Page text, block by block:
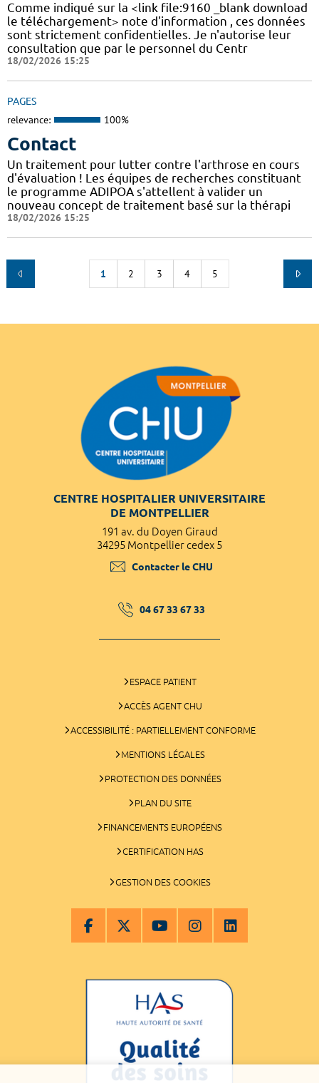
Comme indiqué sur la <link file:9160 _blank download
le téléchargement> note d'information , ces données
sont strictement confidentielles. Je n'autorise leur
consultation que par le personnel du Centr
18/02/2026 15:25
PAGES
relevance: 100%
Contact
Un traitement pour lutter contre l'arthrose en cours
d'évaluation ! Les équipes de recherches constituant
le programme ADIPOA s'attellent à valider un
nouveau concept de traitement basé sur la thérapi
18/02/2026 15:25
1 2 3 4 5
CENTRE HOSPITALIER UNIVERSITAIRE
DE MONTPELLIER
191 av. du Doyen Giraud
34295 Montpellier cedex 5
Contacter le CHU
04 67 33 67 33
ESPACE PATIENT
ACCÈS AGENT CHU
ACCESSIBILITÉ : PARTIELLEMENT CONFORME
MENTIONS LÉGALES
PROTECTION DES DONNÉES
PLAN DU SITE
FINANCEMENTS EUROPÉENS
CERTIFICATION HAS
GESTION DES COOKIES